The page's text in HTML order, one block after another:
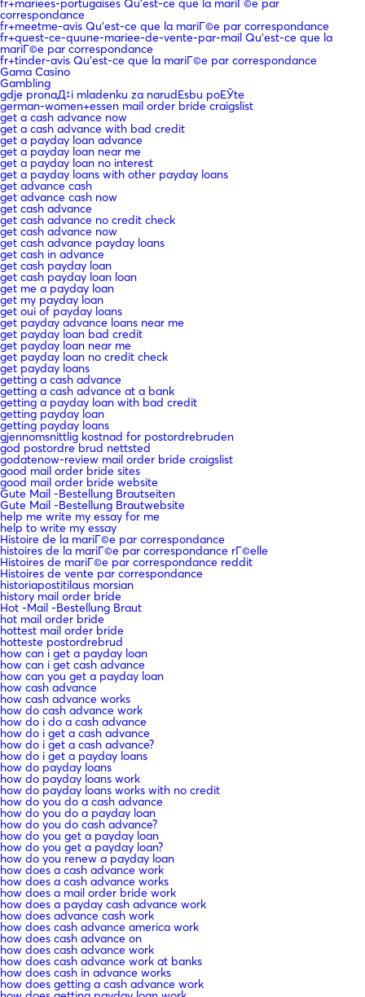
fr+mariees-portugaises Qu'est-ce que la mariГ©e par
correspondance
fr+meetme-avis Qu'est-ce que la mariГ©e par correspondance
fr+quest-ce-quune-mariee-de-vente-par-mail Qu'est-ce que la
mariГ©e par correspondance
fr+tinder-avis Qu'est-ce que la mariГ©e par correspondance
Gama Casino
Gambling
gdje pronaД‡i mladenku za narudЕѕbu poЕЎte
german-women+essen mail order bride craigslist
get a cash advance now
get a cash advance with bad credit
get a payday loan advance
get a payday loan near me
get a payday loan no interest
get a payday loans with other payday loans
get advance cash
get advance cash now
get cash advance
get cash advance no credit check
get cash advance now
get cash advance payday loans
get cash in advance
get cash payday loan
get cash payday loan loan
get me a payday loan
get my payday loan
get oui of payday loans
get payday advance loans near me
get payday loan bad credit
get payday loan near me
get payday loan no credit check
get payday loans
getting a cash advance
getting a cash advance at a bank
getting a payday loan with bad credit
getting payday loan
getting payday loans
gjennomsnittlig kostnad for postordrebruden
god postordre brud nettsted
godatenow-review mail order bride craigslist
good mail order bride sites
good mail order bride website
Gute Mail -Bestellung Brautseiten
Gute Mail -Bestellung Brautwebsite
help me write my essay for me
help to write my essay
Histoire de la mariГ©e par correspondance
histoires de la mariГ©e par correspondance rГ©elle
Histoires de mariГ©e par correspondance reddit
Histoires de vente par correspondance
historiapostitilaus morsian
history mail order bride
Hot -Mail -Bestellung Braut
hot mail order bride
hottest mail order bride
hotteste postordrebrud
how can i get a payday loan
how can i get cash advance
how can you get a payday loan
how cash advance
how cash advance works
how do cash advance work
how do i do a cash advance
how do i get a cash advance
how do i get a cash advance?
how do i get a payday loans
how do payday loans
how do payday loans work
how do payday loans works with no credit
how do you do a cash advance
how do you do a payday loan
how do you do cash advance?
how do you get a payday loan
how do you get a payday loan?
how do you renew a payday loan
how does a cash advance work
how does a cash advance works
how does a mail order bride work
how does a payday cash advance work
how does advance cash work
how does cash advance america work
how does cash advance on
how does cash advance work
how does cash advance work at banks
how does cash in advance works
how does getting a cash advance work